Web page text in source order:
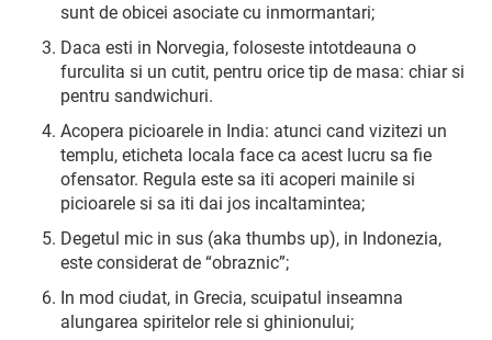
sunt de obicei asociate cu inmormantari;
Daca esti in Norvegia, foloseste intotdeauna o
furculita si un cutit, pentru orice tip de masa: chiar si
pentru sandwichuri.
Acopera picioarele in India: atunci cand vizitezi un
templu, eticheta locala face ca acest lucru sa fie
ofensator. Regula este sa iti acoperi mainile si
picioarele si sa iti dai jos incaltamintea;
Degetul mic in sus (aka thumbs up), in Indonezia,
este considerat de “obraznic”;
In mod ciudat, in Grecia, scuipatul inseamna
alungarea spiritelor rele si ghinionului;